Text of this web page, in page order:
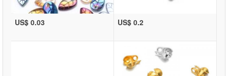
US$ 0.03 US$ 0.2